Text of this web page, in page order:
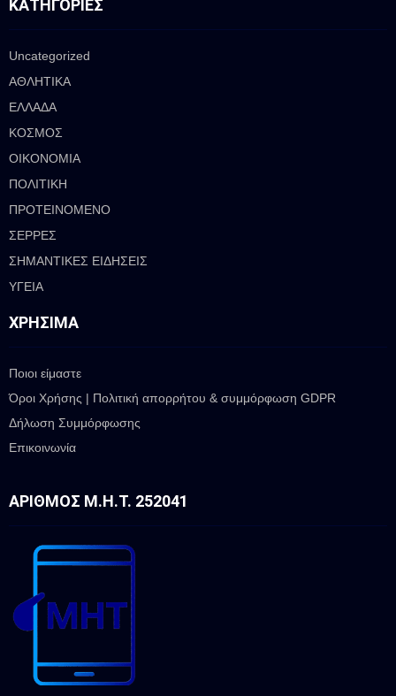
ΚΑΤΗΓΟΡΊΕΣ
Uncategorized
ΑΘΛΗΤΙΚΑ
ΕΛΛΑΔΑ
ΚΟΣΜΟΣ
ΟΙΚΟΝΟΜΙΑ
ΠΟΛΙΤΙΚΗ
ΠΡΟΤΕΙΝΟΜΕΝΟ
ΣΕΡΡΕΣ
ΣΗΜΑΝΤΙΚΕΣ ΕΙΔΗΣΕΙΣ
ΥΓΕΙΑ
ΧΡΉΣΙΜΑ
Ποιοι είμαστε
Όροι Χρήσης | Πολιτική απορρήτου & συμμόρφωση GDPR
Δήλωση Συμμόρφωσης
Επικοινωνία
ΑΡΙΘΜΌΣ Μ.Η.Τ. 252041